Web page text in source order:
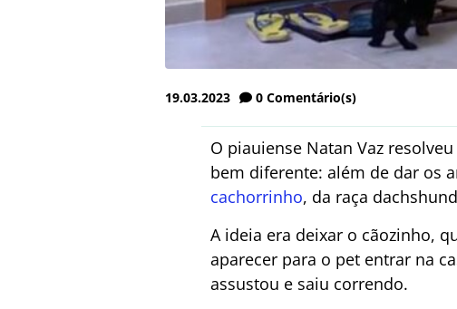
19.03.2023 0 Comentário(s)
O piauiense Natan Vaz
bem diferente: além de dar os
cachorrinho, da raça
A ideia era deixar o cãozinho,
aparecer para o pet entrar na
assustou e saiu correndo.